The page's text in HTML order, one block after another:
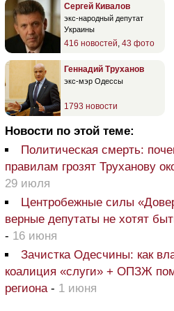
Сергей Кивалов
экс-народный депутат
Украины
416 новостей 43 фото
Геннадий Труханов
экс-мэр Одессы
1793 новости
Новости по этой теме:
Политическая смерть:
правилам грозят Труханову
29 июля
Центробежные силы
верные депутаты не хотят
- 16 июня
Зачистка Одесчины: как
коалиция «слуги» + ОПЗЖ
региона - 1 июня